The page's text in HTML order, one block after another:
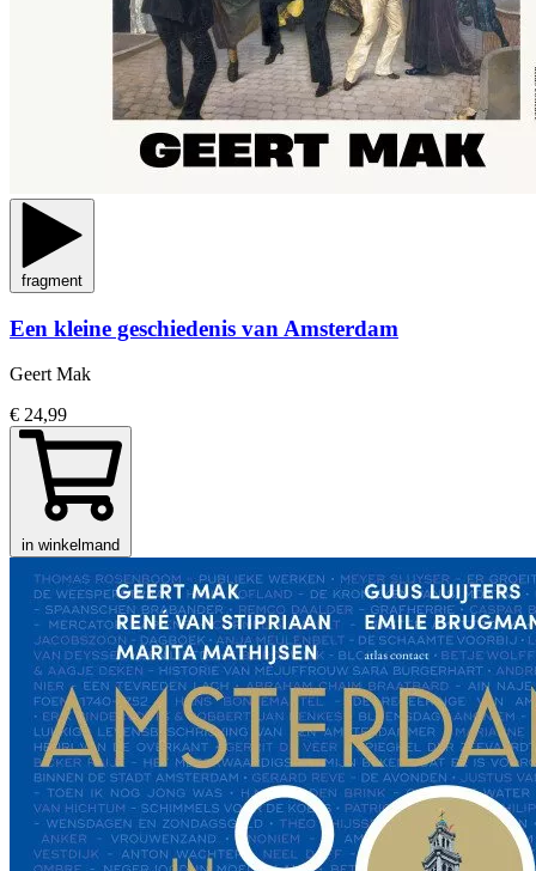
fragment
Een kleine geschiedenis van Amsterdam
Geert Mak
€ 24,99
in winkelmand